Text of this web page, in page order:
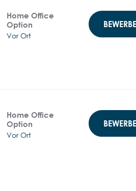
Home Office
Option
Vor Ort
Home Office
Option
Vor Ort